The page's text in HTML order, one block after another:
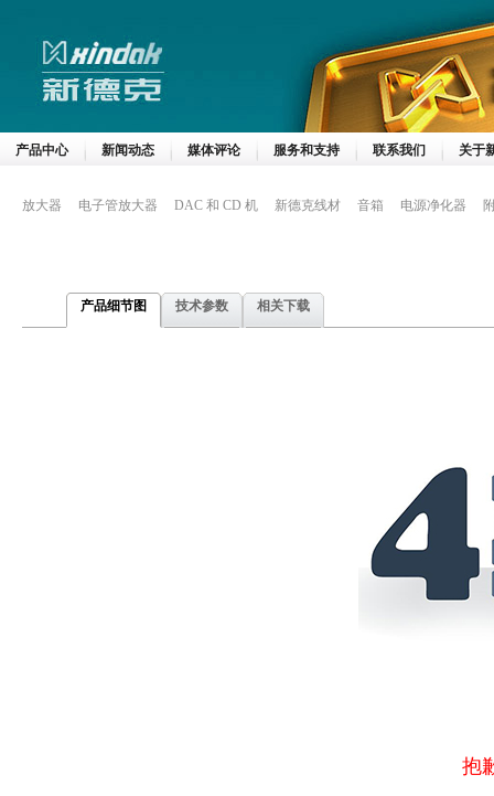
产品中心 新闻动态 媒体评论 服务和支持 联系我们 关于
放大器 电子管放大器 DAC 和 CD 机 新德克线材 音箱 电源净化器
产品细节图 技术参数 相关下载
抱